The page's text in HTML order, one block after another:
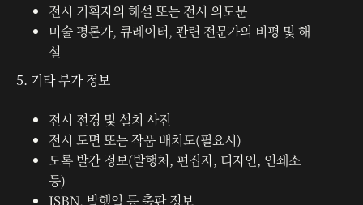
전시 기획자의 해설 또는 전시 의도문
미술 평론가, 큐레이터, 관련 전문가의 비평 및 해
설
5. 기타 부가 정보
전시 전경 및 설치 사진
전시 도면 또는 작품 배치도(필요시)
도록 발간 정보(발행처, 편집자, 디자인, 인쇄소
등)
ISBN, 발행일 등 출판 정보